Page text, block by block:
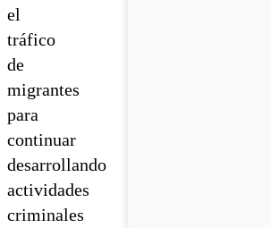
el
tráfico
de
migrantes
para
continuar
desarrollando
actividades
criminales